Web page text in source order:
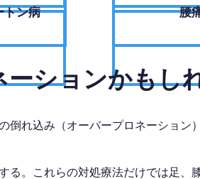
トン病 腰
ションかもし
倒れ込み（オーバープロネーション
る。これらの対処療法だけでは足、